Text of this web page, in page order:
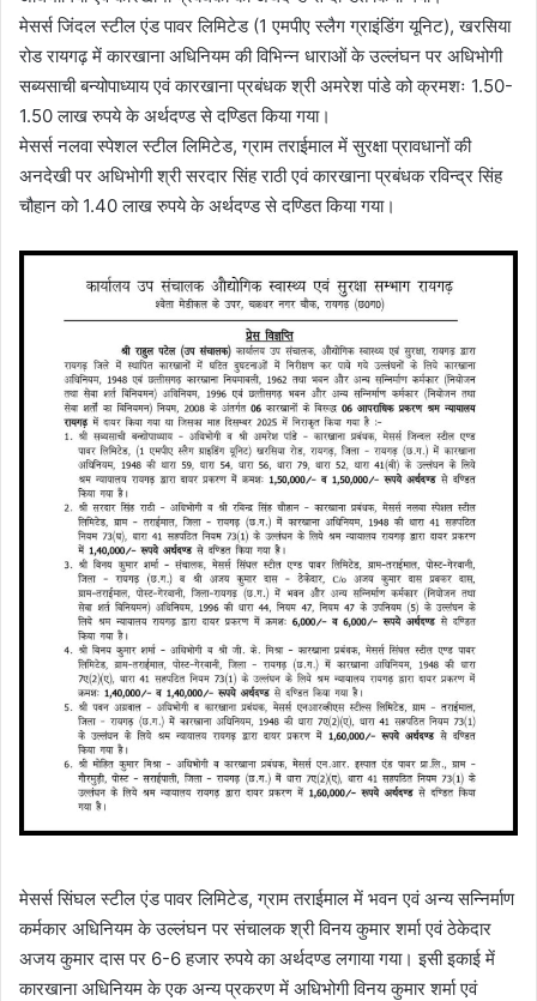
मेसर्स जिंदल स्टील एंड पावर लिमिटेड (1 एमपीए स्लैग ग्राइंडिंग यूनिट), खरसिया
रोड रायगढ़ में कारखाना अधिनियम की विभिन्न धाराओं के उल्लंघन पर अधिभोगी
सब्यसाची बन्योपाध्याय एवं कारखाना प्रबंधक श्री अमरेश पांडे को क्रमशः 1.50-
1.50 लाख रुपये के अर्थदण्ड से दण्डित किया गया।
मेसर्स नलवा स्पेशल स्टील लिमिटेड, ग्राम तराईमाल में सुरक्षा प्रावधानों की
अनदेखी पर अधिभोगी श्री सरदार सिंह राठी एवं कारखाना प्रबंधक रविन्द्र सिंह
चौहान को 1.40 लाख रुपये के अर्थदण्ड से दण्डित किया गया।
मेसर्स सिंघल स्टील एंड पावर लिमिटेड, ग्राम तराईमाल में भवन एवं अन्य सन्निर्माण
कर्मकार अधिनियम के उल्लंघन पर संचालक श्री विनय कुमार शर्मा एवं ठेकेदार
अजय कुमार दास पर 6-6 हजार रुपये का अर्थदण्ड लगाया गया। इसी इकाई में
कारखाना अधिनियम के एक अन्य प्रकरण में अधिभोगी विनय कुमार शर्मा एवं